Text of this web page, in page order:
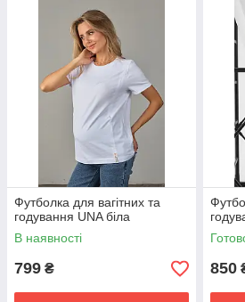
Футболка для вагітних та
годування UNA біла
В наявності
799 ₴ 850